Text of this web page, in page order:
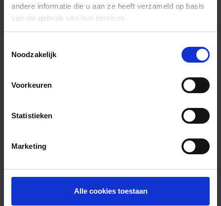
andere informatie die u aan ze heeft verzameld op basis
van uw gebruik van hun services.
Noodzakelijk
Voorkeuren
Statistieken
Marketing
Alle cookies toestaan